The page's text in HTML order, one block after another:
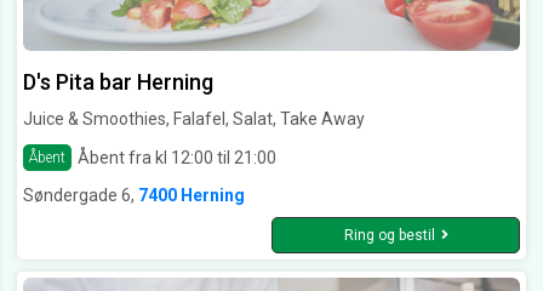
D's Pita bar Herning
Juice & Smoothies, Falafel, Salat, Take Away
Åbent
Åbent fra kl 12:00 til 21:00
Søndergade 6, 7400 Herning
Ring og bestil